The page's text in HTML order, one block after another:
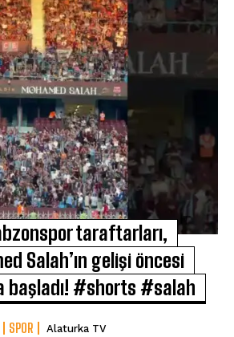
taraftarları,
Salah’ın gelişi öncesi
başladı! #shorts #salah
SPOR Alaturka TV